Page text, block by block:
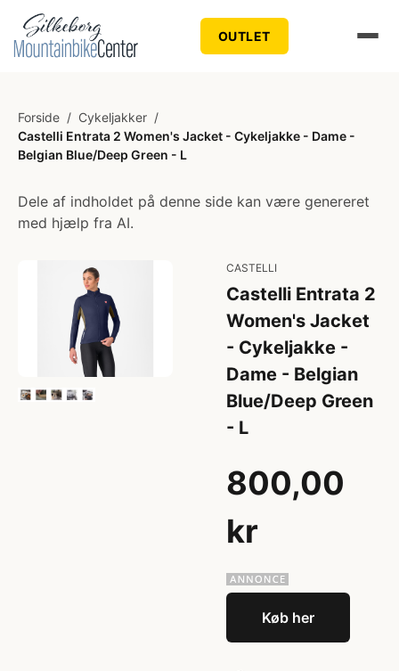
OUTLET
Forside / Cykeljakker /
Castelli Entrata 2 Women's Jacket - Cykeljakke - Dame -
Belgian Blue/Deep Green - L
Dele af indholdet på denne side kan være genereret
med hjælp fra AI.
CASTELLI
Castelli Entrata 2
Women's Jacket
- Cykeljakke -
Dame - Belgian
Blue/Deep Green
- L
800,00
kr
Køb her